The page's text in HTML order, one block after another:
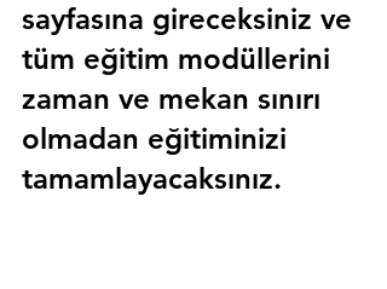
sayfasına gireceksiniz ve
tüm eğitim modüllerini
zaman ve mekan sınırı
olmadan eğitiminizi
tamamlayacaksınız.